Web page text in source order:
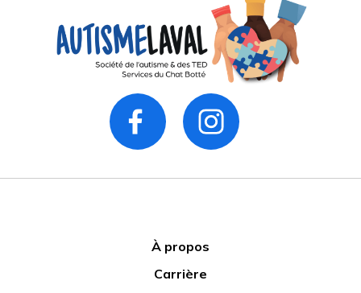
À propos
Carrière